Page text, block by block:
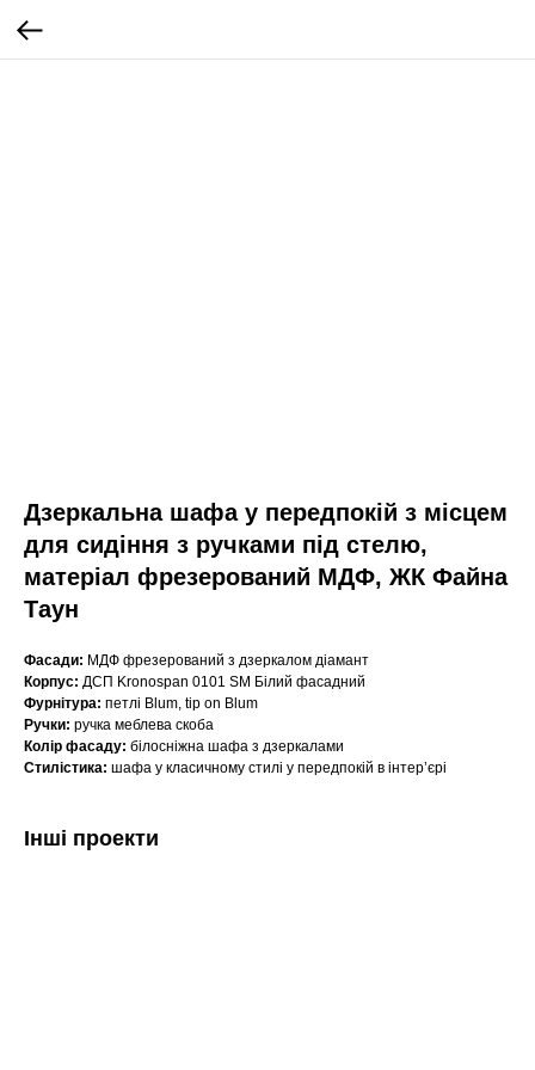
Дзеркальна шафа у передпокій з місцем
для сидіння з ручками під стелю,
матеріал фрезерований МДФ, ЖК Файна
Таун
Фасади: МДФ фрезерований з дзеркалом діамант
Корпус: ДСП Kronospan 0101 SM Білий фасадний
Фурнітура: петлі Blum, tip on Blum
Ручки: ручка меблева скоба
Колір фасаду: білосніжна шафа з дзеркалами
Стилістика: шафа у класичному стилі у передпокій в інтер’єрі
Інші проекти